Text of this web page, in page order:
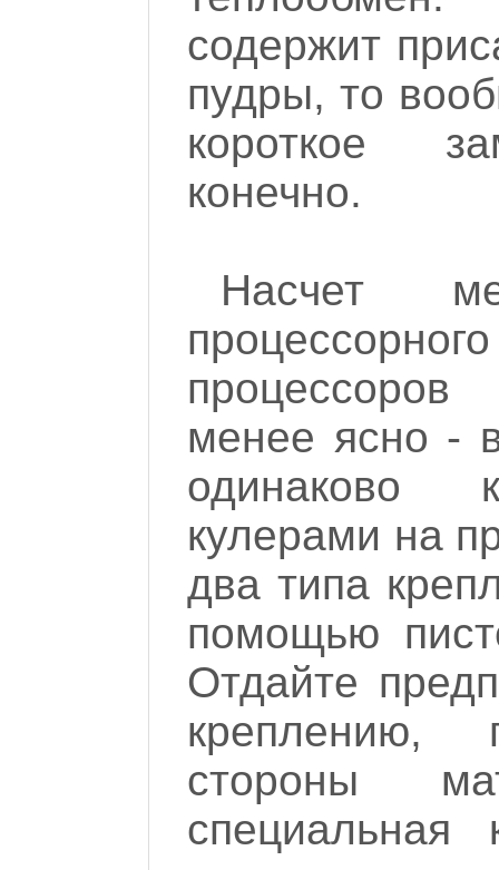
содержит
пудры, то
короткое
конечно.
Насчет
менее ясно -
одинаково
кулерами на
два типа
помощью
Отдайте
креплению,
стороны
специальная